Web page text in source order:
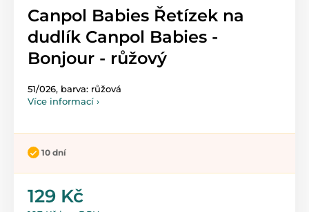
Canpol Babies Řetízek na
dudlík Canpol Babies -
Bonjour - růžový
51/026, barva: růžová
Více informací ›
10 dní
129 Kč